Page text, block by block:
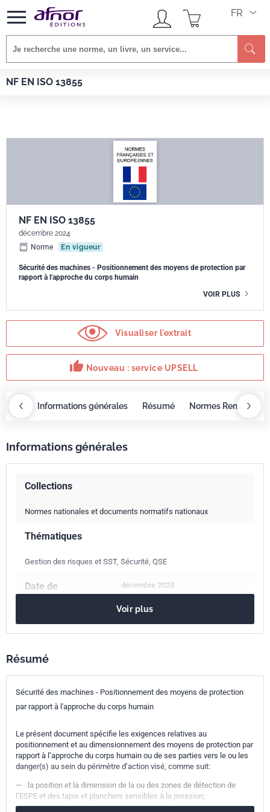
FR
NF EN ISO 13855
Afnor EDITIONS Normes
NF EN ISO 13855
décembre 2024
Norme
En vigueur
Sécurité des machines - Positionnement des moyens de protection par
rapport à l'approche du corps humain
VOIR PLUS
Visualiser l'extrait
thumb_up Nouveau : service UPSELL
Informations générales Résumé Normes
Informations générales
Collections
Normes nationales et documents normatifs nationaux
Thématiques
Gestion des risques et SST, Sécurité, QSE
Date de
décembre 2024
Nombre de pages 96 p.
Référence
Indice de
E09-052
Numéro de tirage 1
Parenté
internationale
Voir plus
Résumé
Sécurité des machines - Positionnement des moyens de protection
par rapport à l'approche du corps humain
Le présent document spécifie les exigences relatives au
positionnement et au dimensionnement des moyens de protection par
rapport à l’approche du corps humain ou de ses parties vers le ou les
danger(s) au sein du périmètre d’action visé, comme suit:
—
la position et la dimension de la ou des zones de détection de
l’ESPE et des tapis et planchers sensibles à la pression;